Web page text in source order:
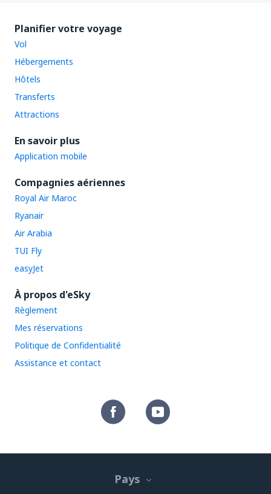
Planifier votre voyage
Vol
Hébergements
Hôtels
Transferts
Attractions
En savoir plus
Application mobile
Compagnies aériennes
Royal Air Maroc
Ryanair
Air Arabia
TUI Fly
easyJet
À propos d'eSky
Règlement
Mes réservations
Politique de Confidentialité
Assistance et contact
Pays